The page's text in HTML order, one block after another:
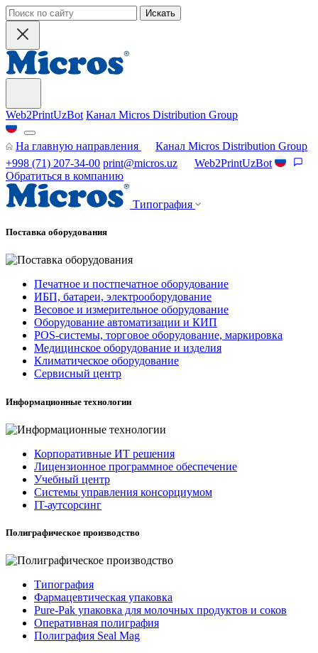
Искать
Web2PrintUzBot Канал Micros Distribution Group
На главную направления
Канал Micros Distribution Group
+998 (71) 207-34-00 print@micros.uz
Web2PrintUzBot
Обратиться в компанию
Типография
Поставка оборудования
Печатное и постпечатное оборудование
ИБП, батареи, электрооборудование
Весовое и измерительное оборудование
Оборудование автоматизации и КИП
POS-системы, торговое оборудование, маркировка
Медицинское оборудование и изделия
Климатическое оборудование
Сервисный центр
Информационные технологии
Корпоративные ИТ решения
Лицензионное программное обеспечение
Учебный центр
Системы управления консорциумом
IT-аутсорсинг
Полиграфическое производство
Типография
Фармацевтическая упаковка
Pure-Pak упаковка для молочных продуктов и соков
Оперативная полиграфия
Полиграфия Seal Mag